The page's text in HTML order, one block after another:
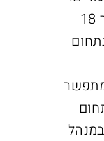
מגיעה לתחום העיצוב לאחר 18